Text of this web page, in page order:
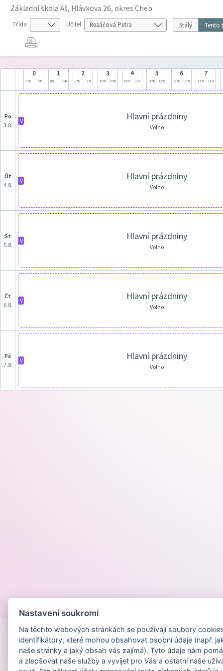
Základní škola Aš, Hlávkova 26, okres Cheb
Třída Učitel Stálý Tento
0
7:00 7:45
1
8:00 8:45
2
8:55 9:40
3
10:00 10:45
4
10:55 11:40
5
11:50 12:35
6
12:45 13:30
7
13:35 14:20
po
3.8.
V Hlavní prázdniny
Volno
út
4.8.
V Hlavní prázdniny
Volno
st
5.8.
V Hlavní prázdniny
Volno
čt
6.8.
V Hlavní prázdniny
Volno
pá
7.8.
V Hlavní prázdniny
Volno
Nastavení soukromí
Na těchto webových stránkách se používají soubory
identifikátory, které mohou obsahovat osobní údaje (např.
naše stránky a jaký obsah vás zajímá). Tyto údaje nám
a zlepšovat naše služby a vyvíjet pro Vás a ostatní naše